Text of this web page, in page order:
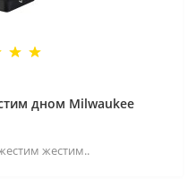
дном Milwaukee
жестим..